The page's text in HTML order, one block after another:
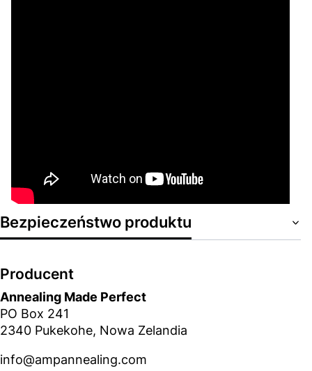
Bezpieczeństwo produktu
Producent
Annealing Made Perfect
PO Box 241
2340 Pukekohe, Nowa Zelandia
info@ampannealing.com